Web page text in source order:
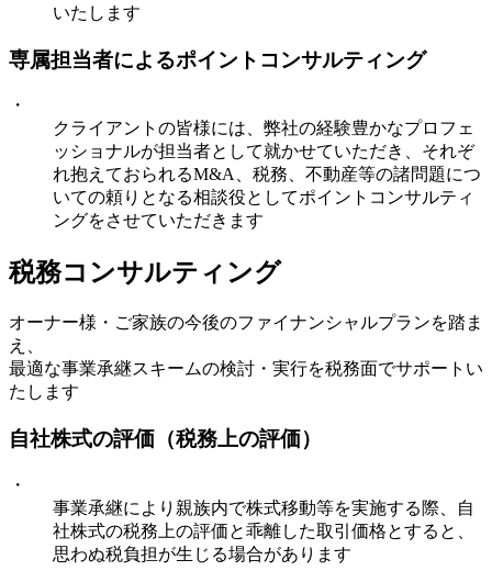
いたします
専属担当者によるポイントコンサルティング
・
クライアントの皆様には、弊社の経験豊かなプロフェ
ッショナルが担当者として就かせていただき、それぞ
れ抱えておられるM&A、税務、不動産等の諸問題につ
いての頼りとなる相談役としてポイントコンサルティ
ングをさせていただきます
税務コンサルティング
オーナー様・ご家族の今後のファイナンシャルプランを踏ま
え、
最適な事業承継スキームの検討・実行を税務面でサポートい
たします
自社株式の評価（税務上の評価）
・
事業承継により親族内で株式移動等を実施する際、自
社株式の税務上の評価と乖離した取引価格とすると、
思わぬ税負担が生じる場合があります